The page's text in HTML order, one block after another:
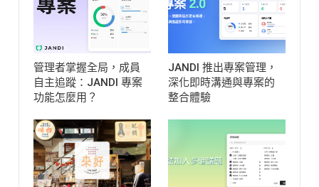
管理者掌握全局，成員
自主追蹤：JANDI 專案
功能怎麼用？
JANDI 推出專案管理，
深化即時溝通與專案的
整合體驗